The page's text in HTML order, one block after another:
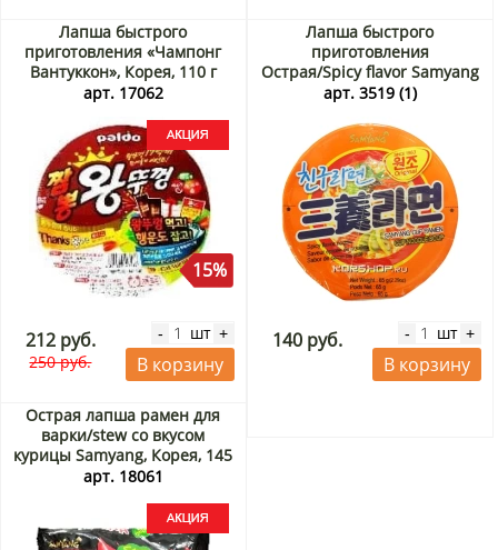
Лапша быстрого
приготовления «Чампонг
Вантуккон», Корея, 110 г
Акция
арт. 17062
15%
212 руб.
250 руб.
- шт +
В корзину
Лапша быстрого
приготовления
Острая/Spicy flavor Samyang
(стакан), Корея, 65 г
арт. 3519 (1)
140 руб. - шт +
В корзину
Острая лапша рамен для
варки/stew со вкусом
курицы Samyang, Корея, 145
г Акция
арт. 18061